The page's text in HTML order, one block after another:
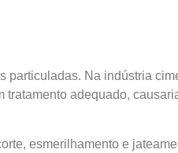
particuladas. Na indústria
adequado,
esmerilhamento e